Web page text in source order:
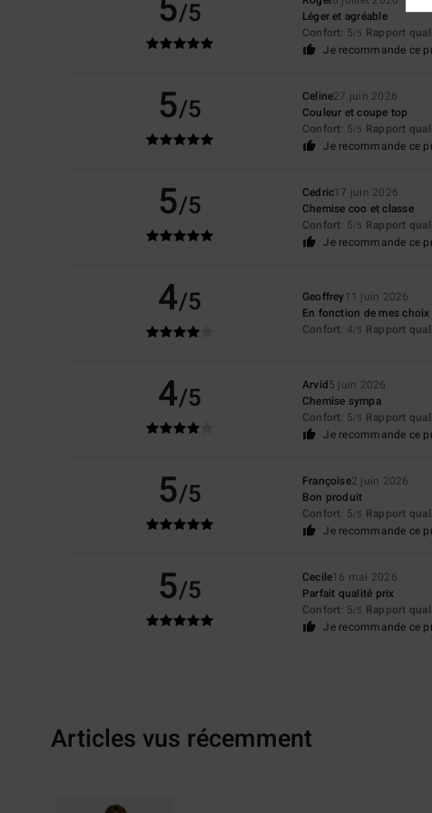
/5
Léger et agréable
Confort: 5/5 Rapport
Je recommande ce
5/5 Celine27 juin 2026
Couleur et coupe top
Confort: 5/5 Rapport
Je recommande ce
5/5 Cedric17 juin 2026
Chemise coo et classe
Confort: 5/5 Rapport
Je recommande ce
4/5 Geoffrey11 juin 2026
En fonction de mes
Confort: 4/5 Rapport
4/5 Arvid5 juin 2026
Chemise sympa
Confort: 5/5 Rapport
Je recommande ce
5/5 Françoise2 juin 2026
Bon produit
Confort: 5/5 Rapport
Je recommande ce
5/5 Cecile16 mai 2026
Parfait qualité prix
Confort: 5/5 Rapport
Je recommande ce
Articles vus récemment